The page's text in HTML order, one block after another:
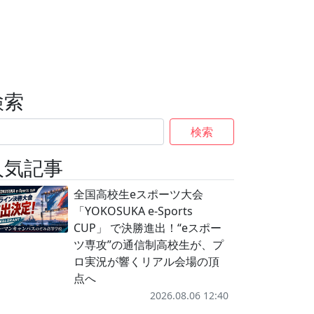
検索
記事
全国高校生eスポーツ大会
「YOKOSUKA e-Sports
CUP」 で決勝進出！“eスポー
ツ専攻”の通信制高校生が、プ
ロ実況が響くリアル会場の頂
点へ
2026.08.06 12:40